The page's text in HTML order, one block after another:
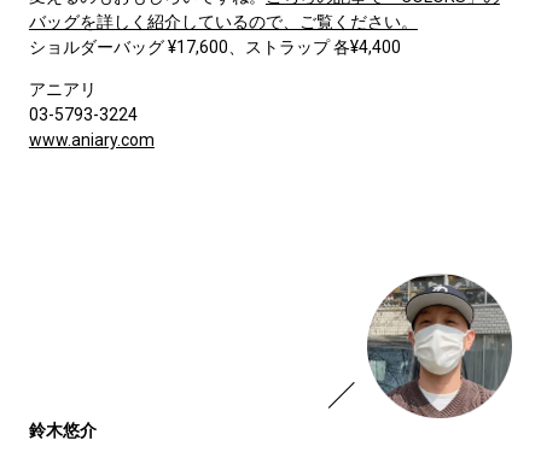
バッグを詳しく紹介しているので、ご覧ください。
ショルダーバッグ ¥17,600、ストラップ 各¥4,400
アニアリ
03-5793-3224
www.aniary.com
鈴木悠介